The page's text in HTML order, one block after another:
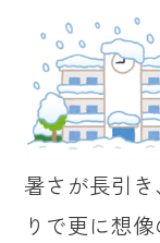
暑さが長引
りで更に想